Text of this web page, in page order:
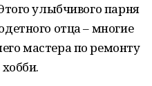
улыбчивого парня
отца – многие
мастера по ремонту